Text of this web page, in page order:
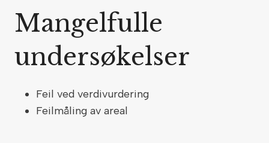
Mangelfulle
undersøkelser
Feil ved verdivurdering
Feilmåling av areal